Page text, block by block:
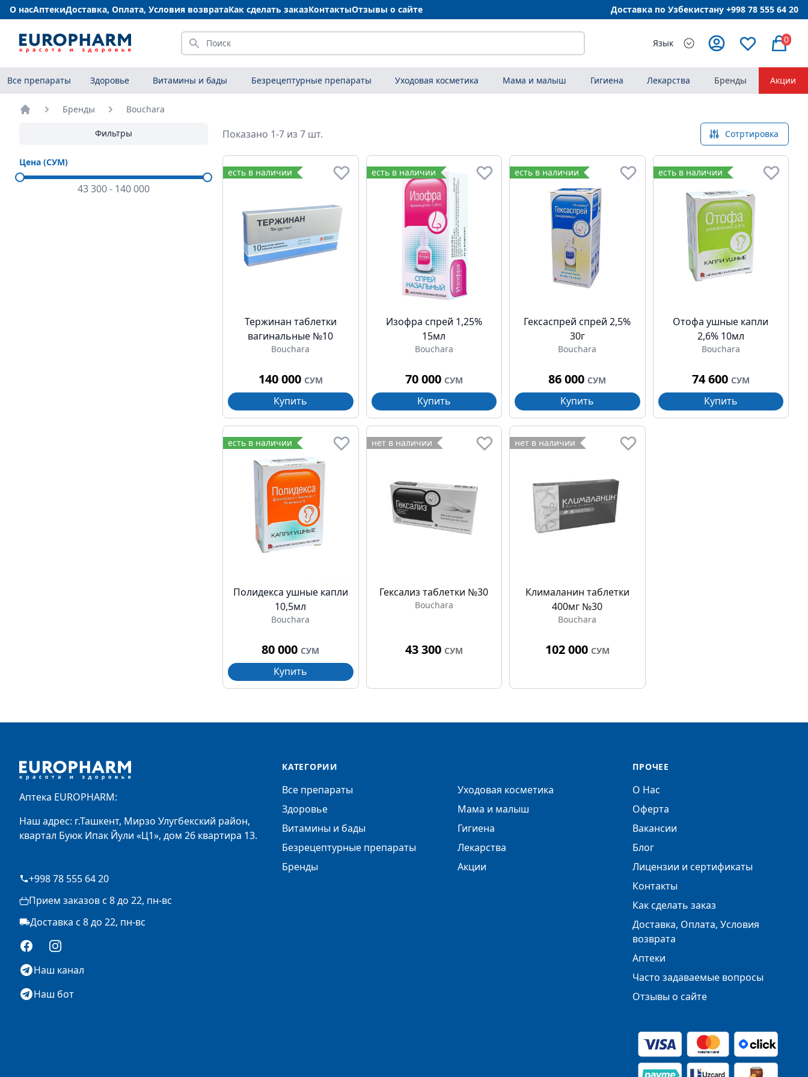
О насАптекиДоставка, Оплата, Условия возвратаКак сделать заказКонтактыОтзывы о сайте Доставка по Узбекистану +998 78 555 64 20
Искать Язык 0
Все препараты Здоровье Витамины и бады Безрецептурные препараты Уходовая косметика Мама и малыш Гигиена Лекарства Бренды Акции
Бренды Bouchara
Фильтры
Цена (СУМ)
43 300- 140 000
Показано 1-7 из 7 шт. Сотртировка
есть в наличии
Тержинан таблетки
вагинальные №10
Bouchara
140 000 СУМ
Купить
есть в наличии
Изофра спрей 1,25%
15мл
Bouchara
70 000 СУМ
Купить
есть в наличии
Гексаспрей спрей 2,5%
30г
Bouchara
86 000 СУМ
Купить
есть в наличии
Отофа ушные капли
2,6% 10мл
Bouchara
74 600 СУМ
Купить
есть в наличии
Полидекса ушные капли
10,5мл
Bouchara
80 000 СУМ
Купить
нет в наличии
Гексализ таблетки №30
Bouchara
43 300 СУМ
нет в наличии
Клималанин таблетки
400мг №30
Bouchara
102 000 СУМ
Аптека EUROPHARM:
Наш адрес: г.Ташкент, Мирзо Улугбекский район,
квартал Буюк Ипак Йули «Ц1», дом 26 квартира 13.
+998 78 555 64 20
Прием заказов с 8 до 22, пн-вс
Доставка с 8 до 22, пн-вс
FacebookInstagram
Наш канал
Наш бот
КАТЕГОРИИ
Все препараты
Здоровье
Витамины и бады
Безрецептурные препараты
Бренды
Уходовая косметика
Мама и малыш
Гигиена
Лекарства
Акции
ПРОЧЕЕ
О Нас
Оферта
Вакансии
Блог
Лицензии и сертификаты
Контакты
Как сделать заказ
Доставка, Оплата, Условия
возврата
Аптеки
Часто задаваемые вопросы
Отзывы о сайте